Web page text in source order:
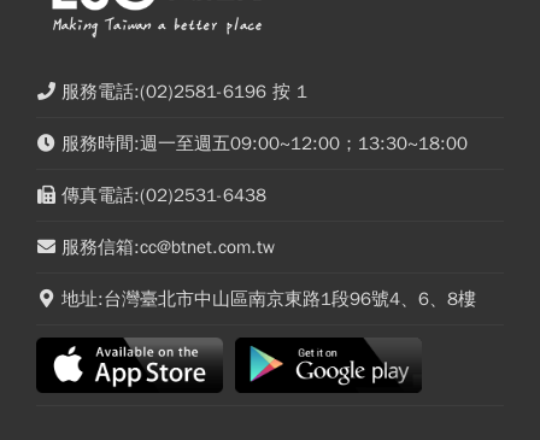
服務電話:(02)2581-6196 按 1
服務時間:週一至週五09:00~12:00；13:30~18:00
傳真電話:(02)2531-6438
服務信箱:cc@btnet.com.tw
地址:台灣臺北市中山區南京東路1段96號4、6、8樓